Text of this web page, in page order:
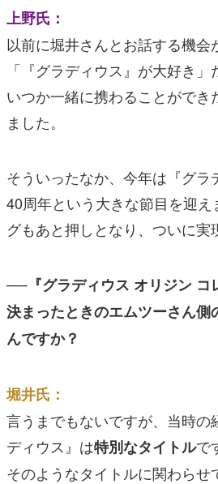
上野氏：
以前に堀井さんとお話する機会
「『グラディウス』が大好き」
いつか一緒に携わることができ
ました。
そういったなか、今年は『グラ
40周年という大きな節目を迎
グもあと押しとなり、ついに実
──『グラディウス オリジン コ
決まったときのエムツーさん側
んですか？
堀井氏：
言うまでもないですが、当時の
ディウス』は特別なタイトルで
そのようなタイトルに関わらせ